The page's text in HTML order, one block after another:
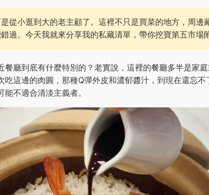
從小逛到大的老主顧了。這裡不只是買菜的地方，周邊
過。今天我就來分享我的私藏清單，帶你挖寶第五市場
餐廳到底有什麼特別的？老實說，這裡的餐廳多半是家
吃這邊的肉圓，那種Q彈外皮和濃郁醬汁，到現在還忘
不適合清淡主義者。